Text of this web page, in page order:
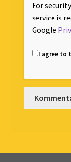
For
service is
Google
I agree to